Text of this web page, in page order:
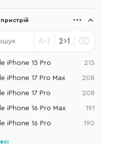
215
iPhone 15 Pro
208
iPhone 17 Pro Max
208
iPhone 17 Pro
191
iPhone 16 Pro Max
190
iPhone 16 Pro